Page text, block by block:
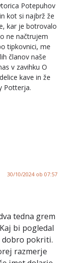
Potepuhov
kot si najbrž že
kar je botrovalo
ne načtrujem
tipkovnici, me
članov naše
v zavihku O
kave in že
Potterja.
30/10/2024 ob 07:57
tedna grem
bi pogledal
dobro pokriti.
razmerje